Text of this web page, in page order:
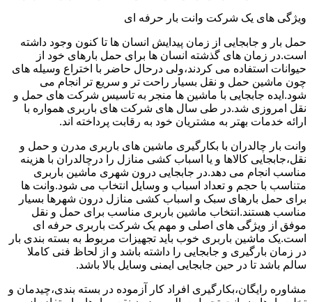
ویژگی های یک شرکت وانت بار حرفه ای
حمل بار و جابجایی از زمان پیدایش انسان ها تا کنون وجود داشته
است.در زمان های گذشته انسان ها برای حمل بارهای خود از
حیوانات استفاده می کردند،ولی درحال حاضر با اختراع وسیله های
چون ماشین حمل و نقل بسیار راحت تر و سریع تر انجام می
شود.ایده جابجایی با ماشین ها منجر به تاسیس شرکت های حمل و
نقل امروزی شد.در طی سال های شرکت های باربری همواره با
ارائه خدمات بهتر به مشتریان خود به رقابت پرداخته اند.
وانت بار چالدران با بکارگیری ماشین های باربری مدرن و حمل و
نقل،جابجایی کالاها و یا اسباب کشی منازل را درچالدران با هزینه
مناسب انجام می دهد.در جابجایی درون شهری ماشین باربری
متناسب با حجم و تعداد اسباب و وسایل انتخاب می شود.وانت ها
برای حمل بارهای سبک و اسباب کشی منازل درون شهرها بسیار
مناسب هستند.انتخاب ماشین باربری مناسب برای حمل و نقل
موفق از ویژگی های اصلی و مهم یک شرکت باربری حرفه ای
است.یک ماشین باربری خوب باید تجهیزات مربوط به بسته بندی بار
در زمان بارگیری و جابجایی را داشته باشد و از لحاظ فنی کاملا
سالم باشد تا در حین جابجایی ایمنی وسایل بالا باشد.
مشاوره رایگان،بکارگیری افراد کار آزموده در بسته بندی،چیدمان و